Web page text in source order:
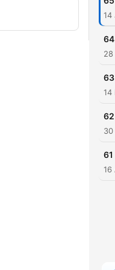
14
64
63
14
62
61
16